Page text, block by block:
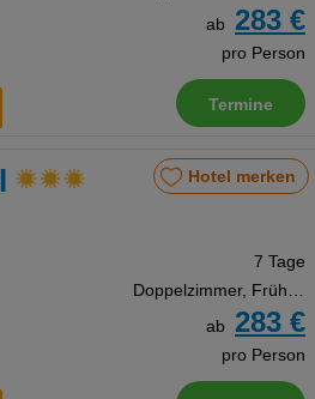
ab
283 €
pro Person
Termine
Hotel merken
7 Tage
Doppelzimmer, Frühstück
ab
283 €
pro Person